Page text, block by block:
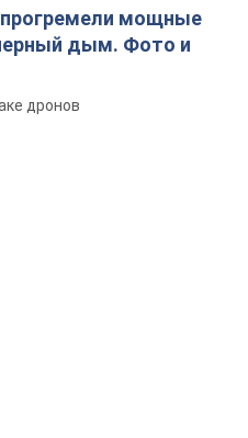
прогремели мощные
дым. Фото и
дронов